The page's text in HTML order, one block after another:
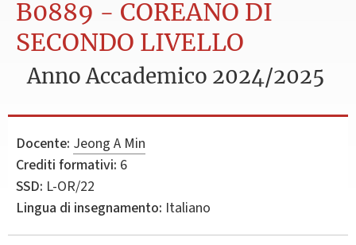
B0889 - COREANO DI
SECONDO LIVELLO
Anno Accademico 2024/2025
Docente: Jeong A Min
Crediti formativi: 6
SSD: L-OR/22
Lingua di insegnamento: Italiano